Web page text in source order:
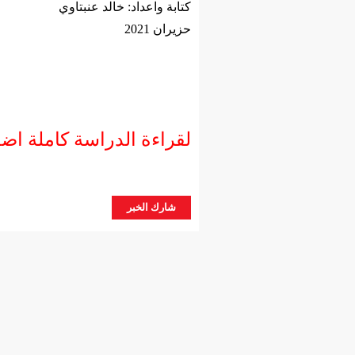
كتابة واعداد: خالد عنبتاوي
حزيران 2021
لقراءة الدراسة كاملة
شارك الخبر